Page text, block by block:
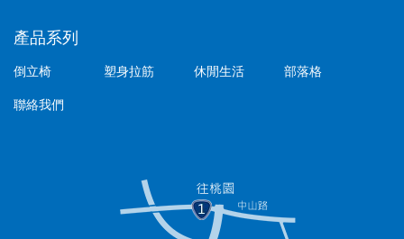
產品系列
倒立椅 塑身拉筋 休閒生活 部落格
聯絡我們